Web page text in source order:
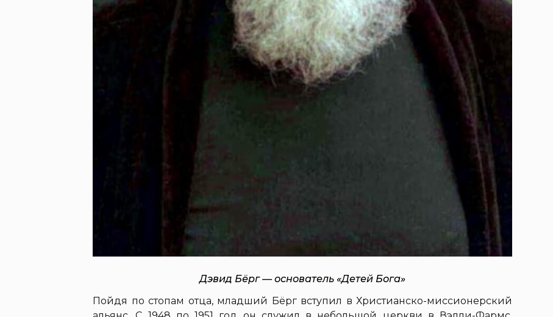
Дэвид Бёрг — основатель «Детей Бога»
Пойдя по стопам отца, младший Бёрг вступил в Христианско-миссионерский